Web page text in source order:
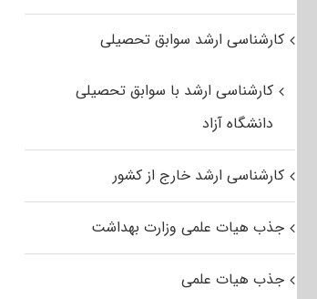
کارشناسی ارشد سوابق تحصیلی
کارشناسی ارشد با سوابق تحصیلی
دانشگاه آزاد
کارشناسی ارشد خارج از کشور
جذب هیات علمی وزارت بهداشت
جذب هیات علمی